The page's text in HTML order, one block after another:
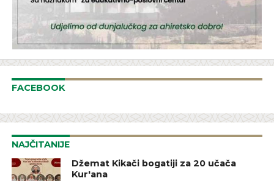
FACEBOOK
NAJČITANIJE
Džemat Kikači bogatiji za 20 učača
Kur'ana